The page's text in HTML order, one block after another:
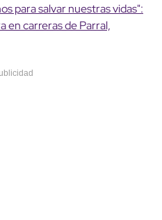
para salvar nuestras vidas":
en carreras de Parral,